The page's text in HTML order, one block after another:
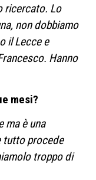
ricercato. Lo
non dobbiamo
il Lecce e
Hanno
mesi?
ma è una
tutto procede
troppo di